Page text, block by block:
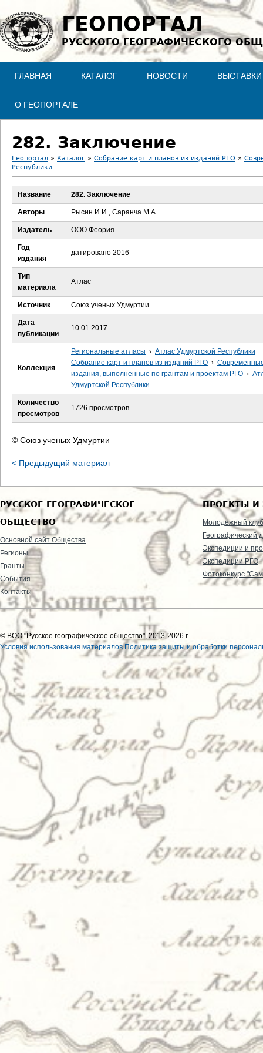
Jump to navigation
ГЕОПОРТАЛ
РУССКОГО ГЕОГРАФИЧЕСКОГО
ГЛАВНАЯ КАТАЛОГ НОВОСТИ ВЫСТАВКИ
О ГЕОПОРТАЛЕ
282. Заключение
В
ы
з
д
е
с
ь
Геопортал » Каталог » Собрание карт и планов из изданий РГО »
Республики
Название 282. Заключение
Авторы Рысин И.И., Саранча М.А.
Издатель ООО Феория
Год
издания
датировано 2016
Тип
материала
Атлас
Источник Союз ученых Удмуртии
Дата
публикации
10.01.2017
Коллекция
Региональные атласы › Атлас Удмуртской Республики
Собрание карт и планов из изданий РГО ›
издания, выполненные по грантам и проектам РГО ›
Удмуртской Республики
Количество
просмотров
1726 просмотров
© Союз ученых Удмуртии
< Предыдущий материал
РУССКОЕ ГЕОГРАФИЧЕСКОЕ
ОБЩЕСТВО
Основной сайт Общества
Регионы
Гранты
События
Контакты
ПРОЕКТЫ И
Молодежный клуб
Географический
Экспедиции и
Экспедиции РГО
Фотоконкурс
© ВОО "Русское географическое общество", 2013-2026 г.
Условия использования материалов Политика защиты и обработки